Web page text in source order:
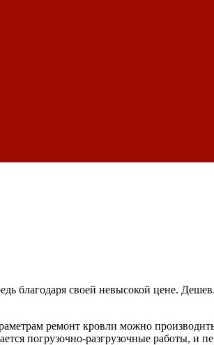
благодаря своей невысокой цене.
ремонт кровли можно
погрузочно-разгрузочные работы, и